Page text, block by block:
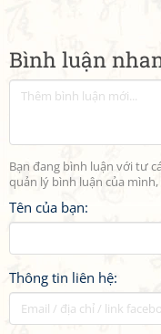
Bình luận
Bạn đang bình luận với tư
quản lý bình luận của mình,
Tên của bạn:
Thông tin liên hệ: